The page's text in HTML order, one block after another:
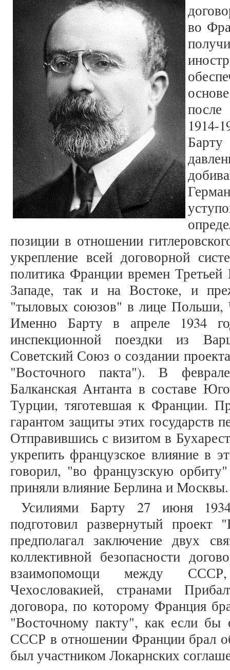
во
1914-
позиции в отношении
укрепление всей договорной
политика Франции времен
Западе, так и на Востоке, и
"тыловых союзов" в лице Польши,
Именно Барту в апреле 1934
инспекционной поездки из
Советский Союз о создании
"Восточного пакта"). В
Балканская Антанта в составе
Турции, тяготевшая к Франции.
гарантом защиты этих государств
Отправившись с визитом в
укрепить французское влияние в
говорил, "во французскую
приняли влияние Берлина и Москвы.
Усилиями Барту 27 июня
подготовил развернутый проект
предполагал заключение двух
коллективной безопасности
взаимопомощи между
Чехословакией, странами
договора, по которому Франция
"Восточному пакту", как если бы
СССР в отношении Франции брал
был участником Локарнских